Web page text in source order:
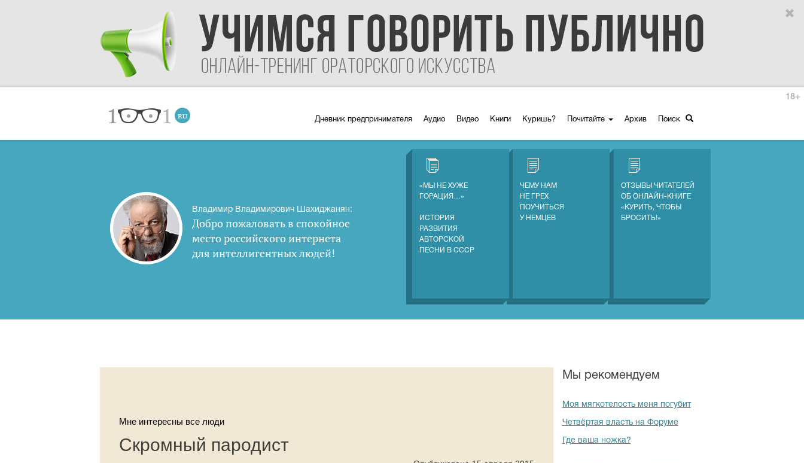
Дневник предпринимателя Аудио Видео Книги Куришь? Почитайте Архив Поиск
18+
Владимир Владимирович Шахиджанян:
Добро пожаловать в спокойное
место российского интернета
для интеллигентных людей!
«МЫ НЕ ХУЖЕ
ГОРАЦИЯ…»
ИСТОРИЯ
РАЗВИТИЯ
АВТОРСКОЙ
ПЕСНИ В СССР
ЧЕМУ НАМ
НЕ ГРЕХ
ПОУЧИТЬСЯ
У НЕМЦЕВ
ОТЗЫВЫ ЧИТАТЕЛЕЙ
ОБ ОНЛАЙН-КНИГЕ
«КУРИТЬ, ЧТОБЫ
БРОСИТЬ!»
Мне интересны все люди
Скромный пародист
Мы рекомендуем
Моя мягкотелость меня погубит
Четвёртая власть на Форуме
Где ваша ножка?